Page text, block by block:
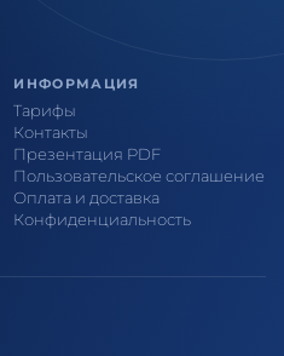
ИНФОРМАЦИЯ
Тарифы
Контакты
Презентация PDF
Пользовательское соглашение
Оплата и доставка
Конфиденциальность